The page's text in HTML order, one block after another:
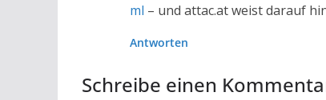
ml – und attac.at weist darauf
Antworten
Schreibe einen